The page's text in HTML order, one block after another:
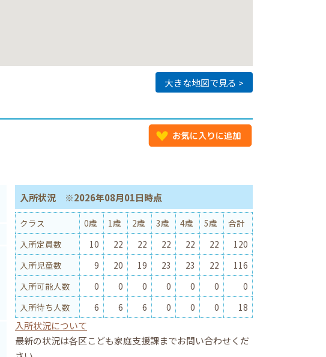
大きな地図で見る
入所状況 ※2026年08月01日時点
クラス 0歳 1歳 2歳 3歳 4歳 5歳
合計
入所定員数
10 22 22 22 22 22
120
入所児童数
9 20 19 23 23 22
116
入所可能人数
0 0 0 0 0 0
0
入所待ち人数
6 6 6 0 0 0 18
入所状況について
最新の状況は各区こども家庭支援課までお問い合わせくだ